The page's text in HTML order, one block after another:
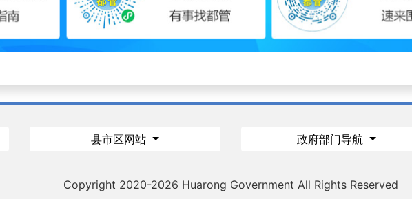
县市区网站 政府部门导航
Copyright 2020-2026 Huarong Government All Rights Reserved